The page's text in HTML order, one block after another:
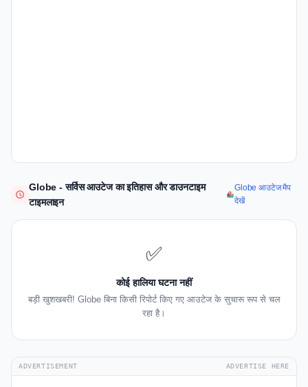
Globe - सर्विस आउटेज का इतिहास और डाउनटाइम
टाइमलाइन
Globe आउटेज मैप
देखें
✅
कोई हालिया घटना नहीं
बड़ी खुशखबरी! Globe बिना किसी रिपोर्ट किए गए आउटेज के सुचारू रूप से चल
रहा है।
ADVERTISEMENT ADVERTISE HERE